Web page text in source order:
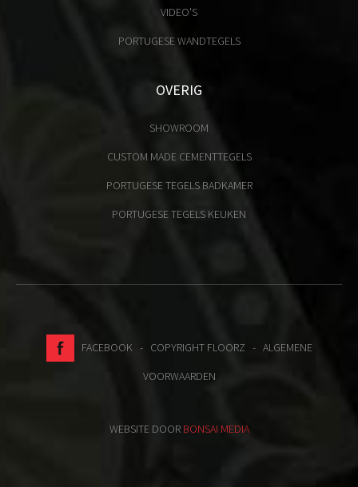
VIDEO'S
PORTUGESE WANDTEGELS
OVERIG
SHOWROOM
CUSTOM MADE CEMENTTEGELS
PORTUGESE TEGELS BADKAMER
PORTUGESE TEGELS KEUKEN
FACEBOOK- COPYRIGHT FLOORZ - ALGEMENE
VOORWAARDEN
WEBSITE DOOR BONSAI MEDIA